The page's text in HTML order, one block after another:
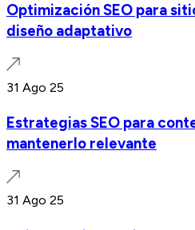
Optimización SEO para
diseño adaptativo
31 Ago 25
Estrategias SEO para
mantenerlo relevante
31 Ago 25